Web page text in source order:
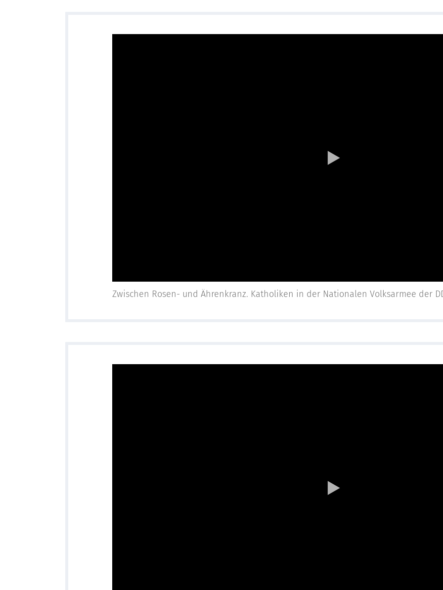
Zwischen Rosen- und Ährenkranz. Katholiken in der Nationalen Volksarmee der